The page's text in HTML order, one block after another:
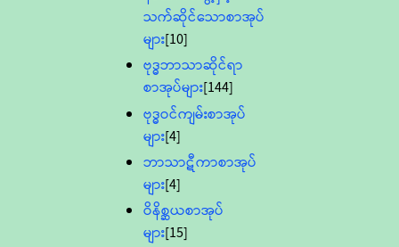
သက်ဆိုင်သောစာအုပ်
များ[10]
ဗုဒ္ဓဘာသာဆိုင်ရာ
စာအုပ်များ[144]
ဗုဒ္ဓဝင်ကျမ်းစာအုပ်
များ[4]
ဘာသာဋီကာစာအုပ်
များ[4]
ဝိနိစ္ဆယစာအုပ်
များ[15]